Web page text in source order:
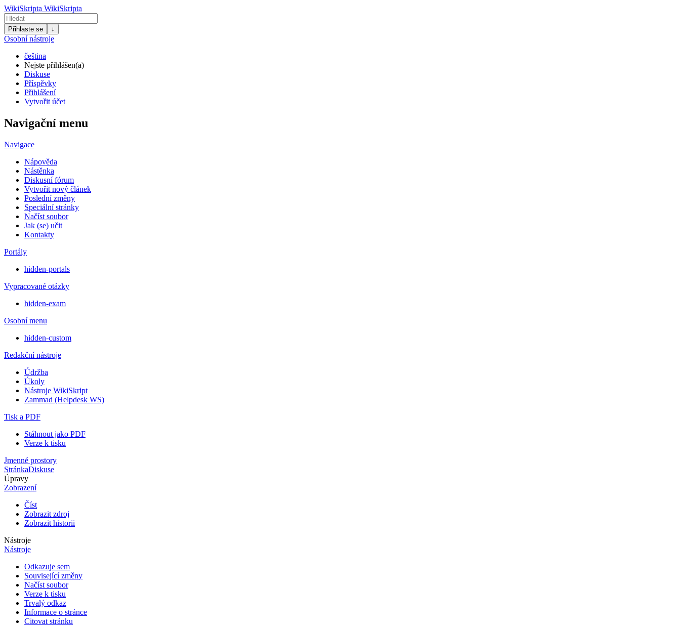
WikiSkripta WikiSkripta
Přihlaste se ↓
Osobní nástroje
čeština
Nejste přihlášen(a)
Diskuse
Příspěvky
Přihlášení
Vytvořit účet
Navigační menu
Navigace
Nápověda
Nástěnka
Diskusní fórum
Vytvořit nový článek
Poslední změny
Speciální stránky
Načíst soubor
Jak (se) učit
Kontakty
Portály
hidden-portals
Vypracované otázky
hidden-exam
Osobní menu
hidden-custom
Redakční nástroje
Údržba
Úkoly
Nástroje WikiSkript
Zammad (Helpdesk WS)
Tisk a PDF
Stáhnout jako PDF
Verze k tisku
Jmenné prostory
StránkaDiskuse
Úpravy
Zobrazení
Číst
Zobrazit zdroj
Zobrazit historii
Nástroje
Nástroje
Odkazuje sem
Související změny
Načíst soubor
Verze k tisku
Trvalý odkaz
Informace o stránce
Citovat stránku